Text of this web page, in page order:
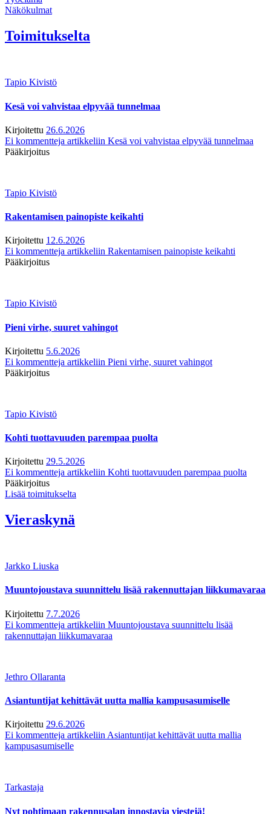
Näkökulmat
Toimitukselta
Tapio Kivistö
Kesä voi vahvistaa elpyvää tunnelmaa
Kirjoitettu 26.6.2026
Ei kommentteja artikkeliin Kesä voi vahvistaa elpyvää tunnelmaa
Pääkirjoitus
Tapio Kivistö
Rakentamisen painopiste keikahti
Kirjoitettu 12.6.2026
Ei kommentteja artikkeliin Rakentamisen painopiste keikahti
Pääkirjoitus
Tapio Kivistö
Pieni virhe, suuret vahingot
Kirjoitettu 5.6.2026
Ei kommentteja artikkeliin Pieni virhe, suuret vahingot
Pääkirjoitus
Tapio Kivistö
Kohti tuottavuuden parempaa puolta
Kirjoitettu 29.5.2026
Ei kommentteja artikkeliin Kohti tuottavuuden parempaa puolta
Pääkirjoitus
Lisää toimitukselta
Vieraskynä
Jarkko Liuska
Muuntojoustava suunnittelu lisää rakennuttajan liikkumavaraa
Kirjoitettu 7.7.2026
Ei kommentteja artikkeliin Muuntojoustava suunnittelu lisää
rakennuttajan liikkumavaraa
Jethro Ollaranta
Asiantuntijat kehittävät uutta mallia kampusasumiselle
Kirjoitettu 29.6.2026
Ei kommentteja artikkeliin Asiantuntijat kehittävät uutta mallia
kampusasumiselle
Tarkastaja
Nyt pohtimaan rakennusalan innostavia viestejä!